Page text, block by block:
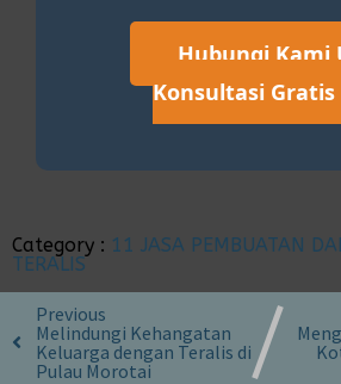
Hubungi Kami
Konsultasi Gratis
Category : 11 JASA PEMBUATAN
TERALIS
Previous
Melindungi Kehangatan
Keluarga dengan Teralis di
Pulau Morotai